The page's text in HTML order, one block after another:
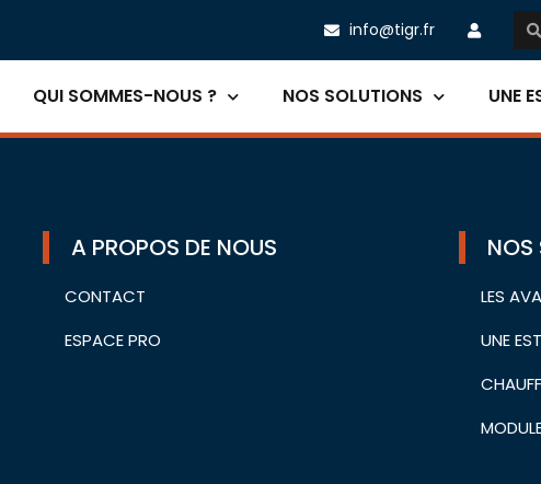
info@tigr.fr
QUI SOMMES-NOUS ? NOS SOLUTIONS UNE
A PROPOS DE NOUS
CONTACT
ESPACE PRO
NOS
LES
UNE